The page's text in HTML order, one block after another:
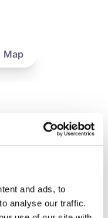
and ads, to
analyse our traffic.
Map